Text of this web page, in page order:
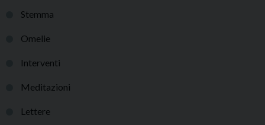
Stemma
Omelie
Interventi
Meditazioni
Lettere